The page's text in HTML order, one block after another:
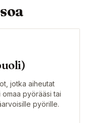
jotka aiheutat
pyörääsi tai
pyörille.